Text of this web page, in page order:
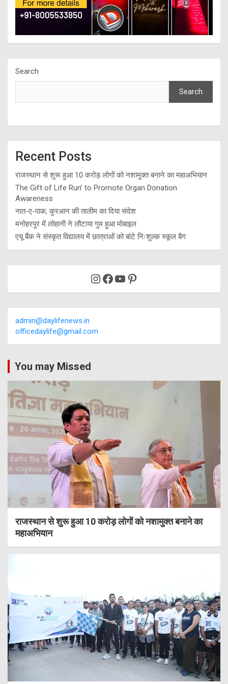
Search
Search
Recent Posts
राजस्थान से शुरू हुआ 10 करोड़ लोगों को नशामुक्त बनाने का महाअभियान
The Gift of Life Run’ to Promote Organ Donation
Awareness
नात-ए-पाक, कुरआन की तालीम का दिया संदेश
मनोहरपुर में लोहानी ने लौटाया गुम हुआ मोबाइल
एयू बैंक ने संस्कृत विद्यालय में छात्राओं को बांटे निःशुल्क स्कूल बैग
Instagram
Facebook
YouTube
Pinterest
admin@daylifenews.in
officedaylife@gmail.com
You may Missed
राजस्थान से शुरू हुआ 10 करोड़ लोगों को नशामुक्त बनाने का
महाअभियान